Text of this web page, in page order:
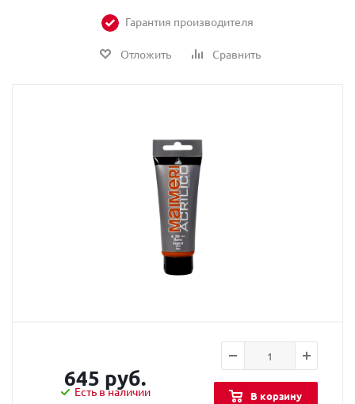
Гарантия производителя
Отложить Сравнить
645 руб.
Есть в наличии В корзину